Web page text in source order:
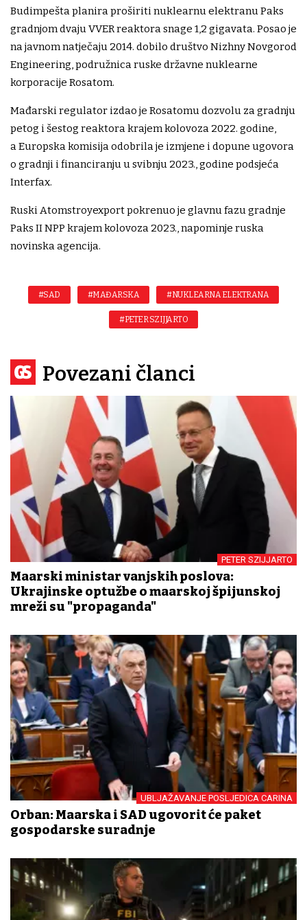
Budimpešta planira proširiti nuklearnu elektranu Paks
gradnjom dvaju VVER reaktora snage 1,2 gigavata. Posao je
na javnom natječaju 2014. dobilo društvo Nizhny Novgorod
Engineering, podružnica ruske državne nuklearne
korporacije Rosatom.
Mađarski regulator izdao je Rosatomu dozvolu za gradnju
petog i šestog reaktora krajem kolovoza 2022. godine,
a Europska komisija odobrila je izmjene i dopune ugovora
o gradnji i financiranju u svibnju 2023., godine podsjeća
Interfax.
Ruski Atomstroyexport pokrenuo je glavnu fazu gradnje
Paks II NPP krajem kolovoza 2023., napominje ruska
novinska agencija.
#SAD #MAĐARSKA #NUKLEARNA ELEKTRANA
#PETER SZIJJARTO
Povezani članci
PETER SZIJJARTO
Mađarski ministar vanjskih poslova:
Ukrajinske optužbe o mađarskoj špijunskoj
mreži su "propaganda"
UBLJAŽAVANJE POSLJEDICA CARINA
Orban: Mađarska i SAD ugovorit će paket
gospodarske suradnje